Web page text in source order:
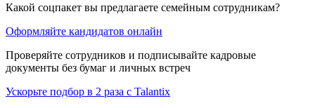
Какой соцпакет вы предлагаете семейным сотрудникам?
Оформляйте кандидатов онлайн
Проверяйте сотрудников и подписывайте кадровые
документы без бумаг и личных встреч
Ускорьте подбор в 2 раза с Talantix